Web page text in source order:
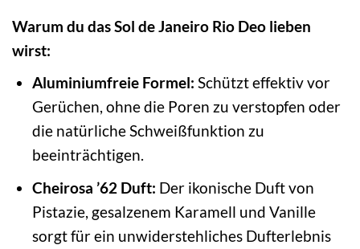
Warum du das Sol de Janeiro Rio Deo lieben
wirst:
Aluminiumfreie Formel: Schützt effektiv vor
Gerüchen, ohne die Poren zu verstopfen oder
die natürliche Schweißfunktion zu
beeinträchtigen.
Cheirosa ’62 Duft: Der ikonische Duft von
Pistazie, gesalzenem Karamell und Vanille
sorgt für ein unwiderstehliches Dufterlebnis